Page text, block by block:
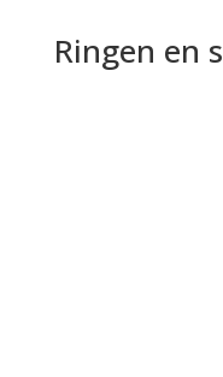
Ringen en